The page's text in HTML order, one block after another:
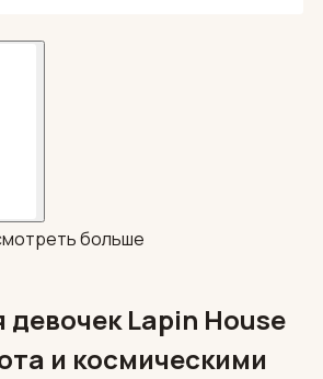
больше
девочек Lapin House
и космическими